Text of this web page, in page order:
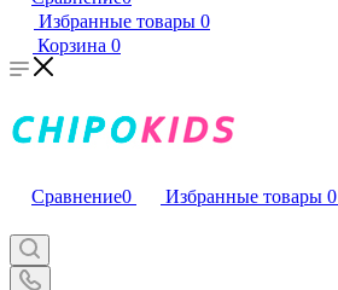
Избранные товары 0
Корзина 0
Сравнение0 Избранные товары 0